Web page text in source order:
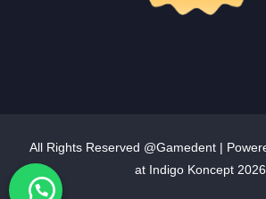
All Rights Reserved @Gamedent |
at Indigo Koncept 2026